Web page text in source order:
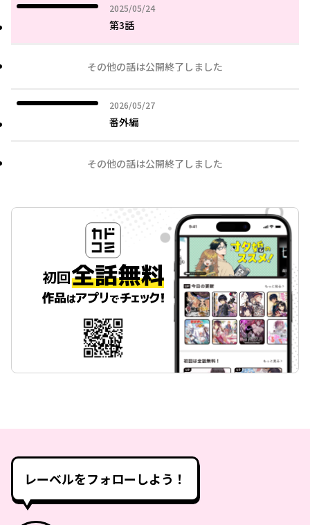
2025/05/24
2025年05月24日
第3話
その他の話は公開終了しました
2026/05/27
2026年05月27日
番外編
その他の話は公開終了しました
レーベルをフォローしよう！